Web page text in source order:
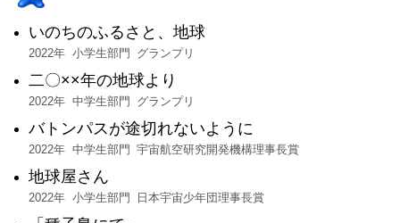
いのちのふるさと、地球
2022年 小学生部門 グランプリ
二〇××年の地球より
2022年 中学生部門 グランプリ
バトンパスが途切れないように
2022年 中学生部門 宇宙航空研究開発機構理事長賞
地球屋さん
2022年 小学生部門 日本宇宙少年団理事長賞